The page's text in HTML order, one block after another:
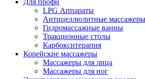
LPG Аппараты
Антицеллюлитные массажеры
Гидромассажные ванны
Тракционные столы
Карбокситерапия
Корейские массажеры
Массажеры для лица
Массажеры для ног